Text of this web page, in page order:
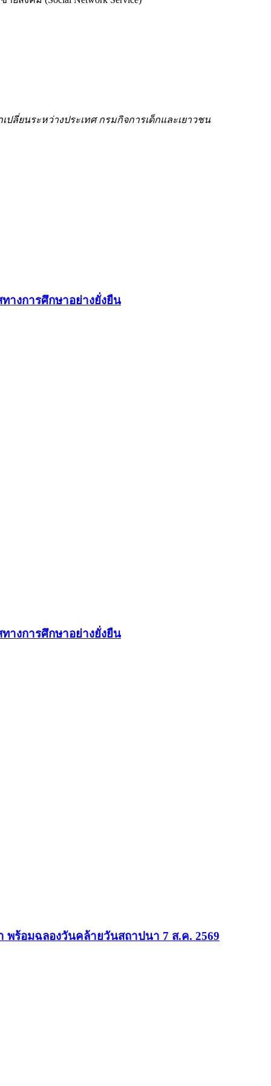
ปลี่ยนระหว่างประเทศ กรมกิจการเด็กและเยาวชน
างการศึกษาอย่างยั่งยืน
างการศึกษาอย่างยั่งยืน
พร้อมฉลองวันคล้ายวันสถาปนา 7 ส.ค. 2569